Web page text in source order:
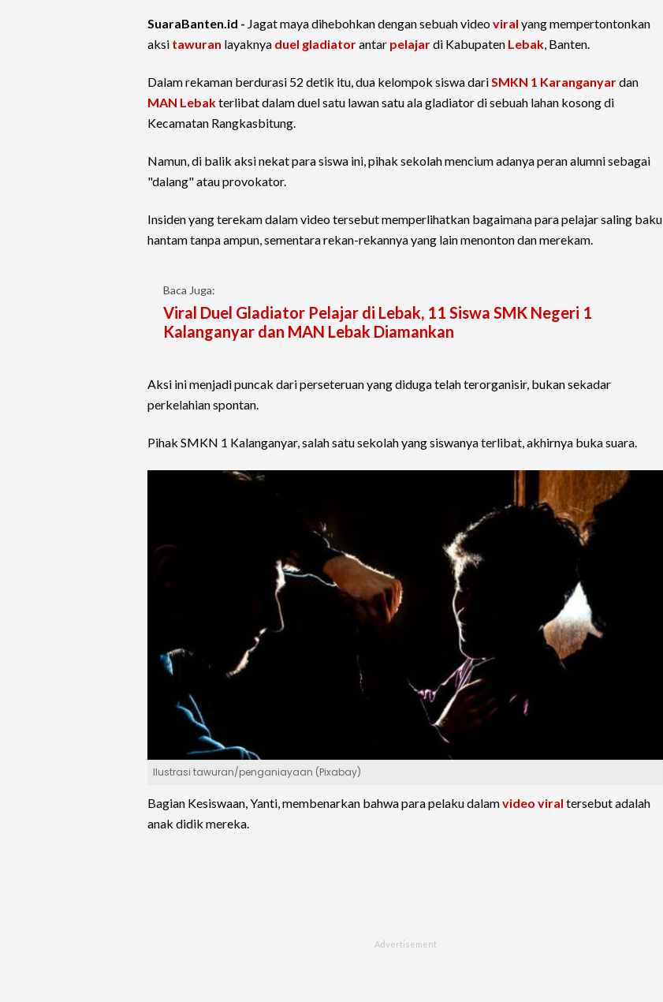
SuaraBanten.id - Jagat maya dihebohkan dengan sebuah videoviral yang mempertontonkan
aksi tawuran layaknya duel gladiatorantar pelajardi Kabupaten Lebak, Banten.
Dalam rekaman berdurasi 52 detik itu, dua kelompok siswa dariSMKN 1 Karanganyardan
MAN Lebakterlibat dalam duel satu lawan satu ala gladiator di sebuah lahan kosong di
Kecamatan Rangkasbitung.
Namun, di balik aksi nekat para siswa ini, pihak sekolah mencium adanya peran alumni sebagai
"dalang" atau provokator.
Insiden yang terekam dalam video tersebut memperlihatkan bagaimana para pelajar saling baku
hantam tanpa ampun, sementara rekan-rekannya yang lain menonton dan merekam.
Baca Juga:
Viral Duel Gladiator Pelajar di Lebak, 11 Siswa SMK Negeri 1
Kalanganyar dan MAN Lebak Diamankan
Aksi ini menjadi puncak dari perseteruan yang diduga telah terorganisir, bukan sekadar
perkelahian spontan.
Pihak SMKN 1 Kalanganyar, salah satu sekolah yang siswanya terlibat, akhirnya buka suara.
Ilustrasi tawuran/penganiayaan (Pixabay)
Bagian Kesiswaan, Yanti, membenarkan bahwa para pelaku dalamvideo viral tersebut adalah
anak didik mereka.